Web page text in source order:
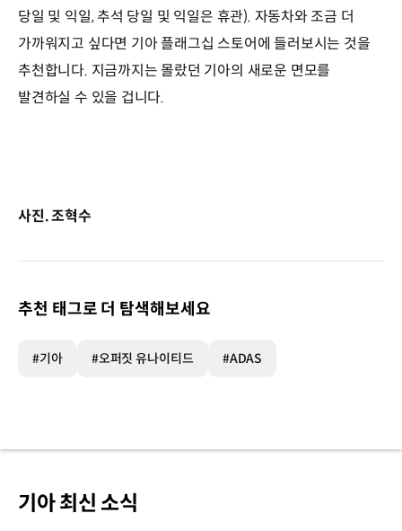
당일 및 익일, 추석 당일 및 익일은 휴관). 자동차와 조금 더
가까워지고 싶다면 기아 플래그십 스토어에 들러보시는 것을
추천합니다. 지금까지는 몰랐던 기아의 새로운 면모를
발견하실 수 있을 겁니다.
사진. 조혁수
추천 태그로 더 탐색해보세요
#기아 #오퍼짓 유나이티드 #ADAS
기아 최신 소식